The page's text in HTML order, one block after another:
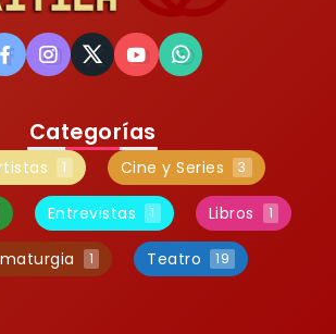
Categorías
1 Cine y Series 3
Entrevistas 1 Libros 1
1 Teatro 19